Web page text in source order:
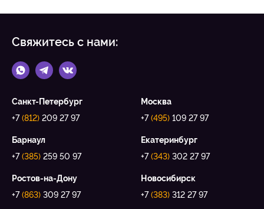
Свяжитесь с нами:
Санкт-Петербург
+7(812) 209 27 97
Москва
+7(495) 109 27 97
Барнаул
+7(385) 259 50 97
Екатеринбург
+7(343) 302 27 97
Ростов-на-Дону
+7(863) 309 27 97
Новосибирск
+7(383) 312 27 97